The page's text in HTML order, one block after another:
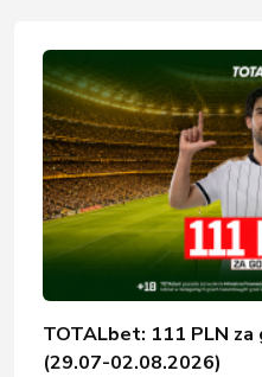
TOTALbet: 111 PLN za
(29.07-02.08.2026)